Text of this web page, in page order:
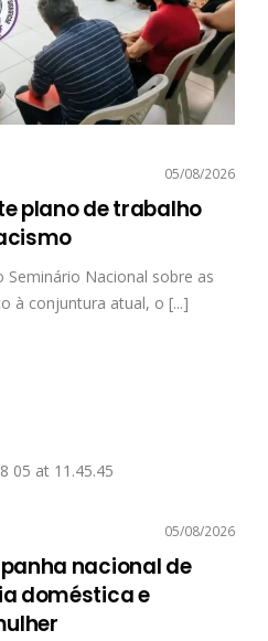
05/08/2026
plano de trabalho
Nacional sobre as
à conjuntura atual, o [...]
05/08/2026
nacional de
doméstica e